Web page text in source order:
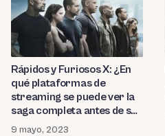
Rápidos y Furiosos X: ¿En
qué plataformas de
streaming se puede ver la
saga completa antes de su
estreno?
9 mayo, 2023